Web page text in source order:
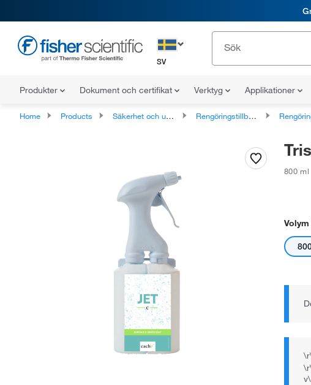
SV
Produkter Dokument och certifikat Verktyg Applikationer
Home Products Säkerhet och underhåll av anläggningen Rengöringstillbehör och utrustning Rengöringsmedel och
800 ml